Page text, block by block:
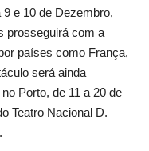
e 10 de Dezembro,
prosseguirá com a
países como França,
será ainda
Porto, de 11 a 20 de
Teatro Nacional D.